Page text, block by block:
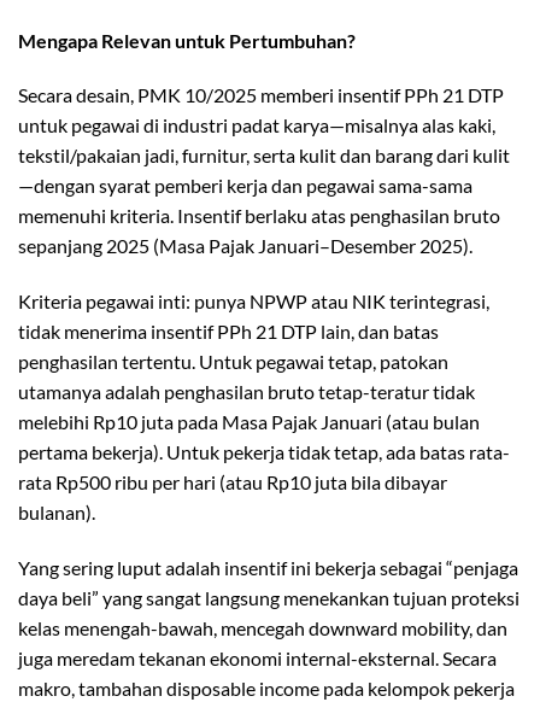
Mengapa Relevan untuk Pertumbuhan?
Secara desain, PMK 10/2025 memberi insentif PPh 21 DTP
untuk pegawai di industri padat karya—misalnya alas kaki,
tekstil/pakaian jadi, furnitur, serta kulit dan barang dari kulit
—dengan syarat pemberi kerja dan pegawai sama-sama
memenuhi kriteria. Insentif berlaku atas penghasilan bruto
sepanjang 2025 (Masa Pajak Januari–Desember 2025).
Kriteria pegawai inti: punya NPWP atau NIK terintegrasi,
tidak menerima insentif PPh 21 DTP lain, dan batas
penghasilan tertentu. Untuk pegawai tetap, patokan
utamanya adalah penghasilan bruto tetap-teratur tidak
melebihi Rp10 juta pada Masa Pajak Januari (atau bulan
pertama bekerja). Untuk pekerja tidak tetap, ada batas rata-
rata Rp500 ribu per hari (atau Rp10 juta bila dibayar
bulanan).
Yang sering luput adalah insentif ini bekerja sebagai “penjaga
daya beli” yang sangat langsung menekankan tujuan proteksi
kelas menengah-bawah, mencegah downward mobility, dan
juga meredam tekanan ekonomi internal-eksternal. Secara
makro, tambahan disposable income pada kelompok pekerja